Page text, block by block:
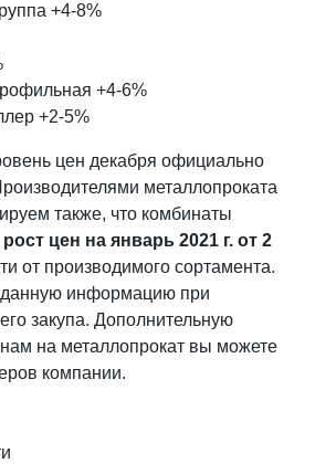
+4-8%
+4-6%
+2-5%
цен декабря официально
металлопроката
также, что комбинаты
цен на январь 2021 г. от 2
от производимого сортамента.
информацию при
закупа. Дополнительную
на металлопрокат вы можете
компании.